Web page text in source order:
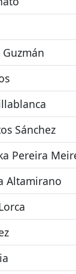
Sánchez
Pereira
Altamirano